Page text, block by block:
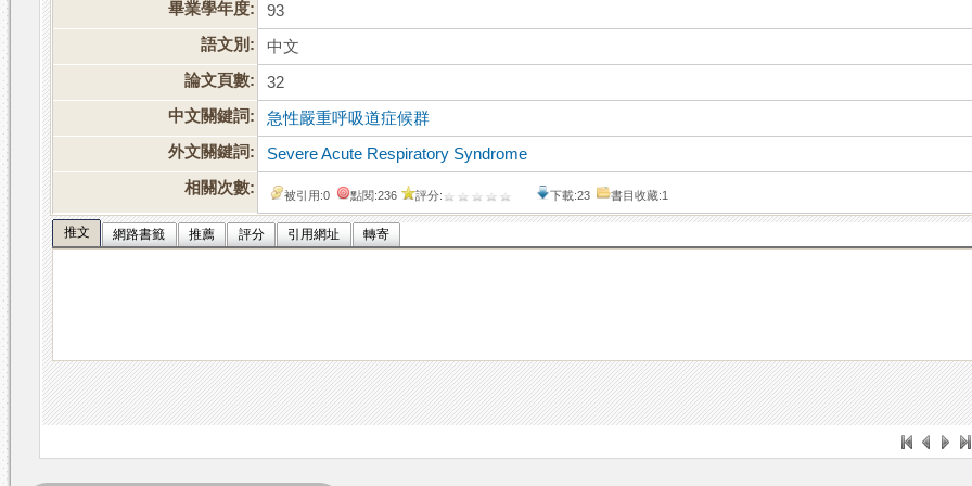
畢業學年度:
93
語文別:
中文
論文頁數:
32
中文關鍵詞:
急性嚴重呼吸道症候群
外文關鍵詞:
Severe Acute Respiratory Syndrome
相關次數:
被引用:0 點閱:236 評分: 下載:23 書目收藏:1
推文 網路書籤 推薦 評分 引用網址 轉寄